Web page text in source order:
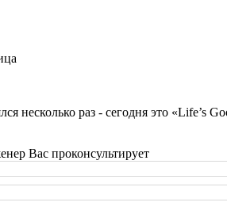
несколько раз - cегодня это «Life’s
Вас проконсультирует